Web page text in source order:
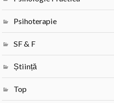
Psihoterapie
SF & F
Știință
Top